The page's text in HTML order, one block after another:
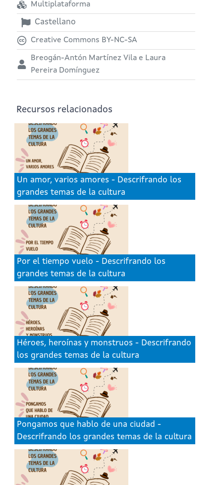
Multiplataforma
Castellano
Creative Commons BY-NC-SA
Breogán-Antón Martínez Vila e Laura
Pereira Domínguez
Recursos relacionados
Un amor, varios amores - Descrifrando los
grandes temas de la cultura
Por el tiempo vuelo - Descrifrando los
grandes temas de la cultura
Héroes, heroínas y monstruos - Descrifrando
los grandes temas de la cultura
Pongamos que hablo de una ciudad -
Descrifrando los grandes temas de la cultura